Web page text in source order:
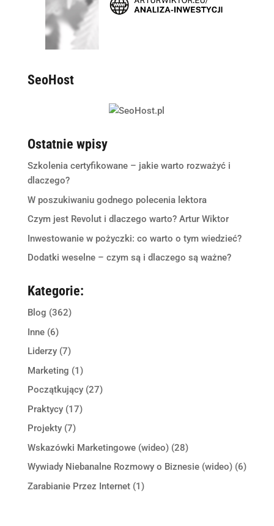
SeoHost
Ostatnie wpisy
Szkolenia certyfikowane – jakie warto rozważyć i
dlaczego?
W poszukiwaniu godnego polecenia lektora
Czym jest Revolut i dlaczego warto? Artur Wiktor
Inwestowanie w pożyczki: co warto o tym wiedzieć?
Dodatki weselne – czym są i dlaczego są ważne?
Kategorie:
Blog (362)
Inne(6)
Liderzy(7)
Marketing (1)
Początkujący(27)
Praktycy(17)
Projekty(7)
Wskazówki Marketingowe (wideo)(28)
Wywiady Niebanalne Rozmowy o Biznesie (wideo)(6)
Zarabianie Przez Internet(1)